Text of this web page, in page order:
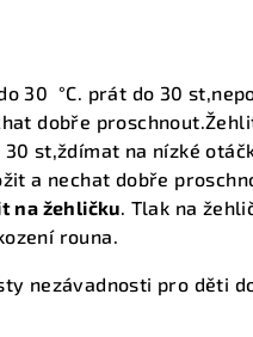
30 °C. prát do 30
dobře proschnout.
30 st,ždímat na nízké
a nechat dobře
na žehličku . Tlak na
rouna.
nezávadnosti pro děti